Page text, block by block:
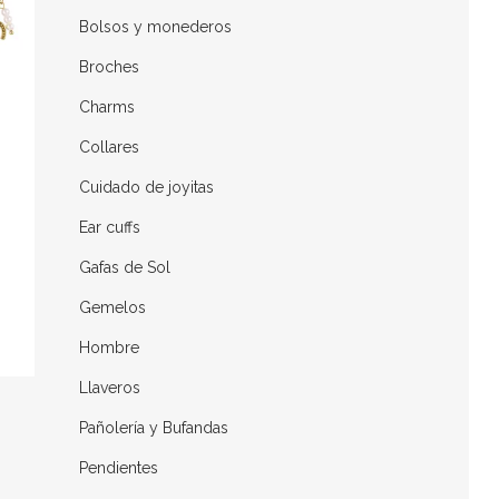
Bolsos y monederos
Broches
Charms
Collares
Cuidado de joyitas
Ear cuffs
Gafas de Sol
Gemelos
Hombre
Llaveros
Pañolería y Bufandas
Pendientes